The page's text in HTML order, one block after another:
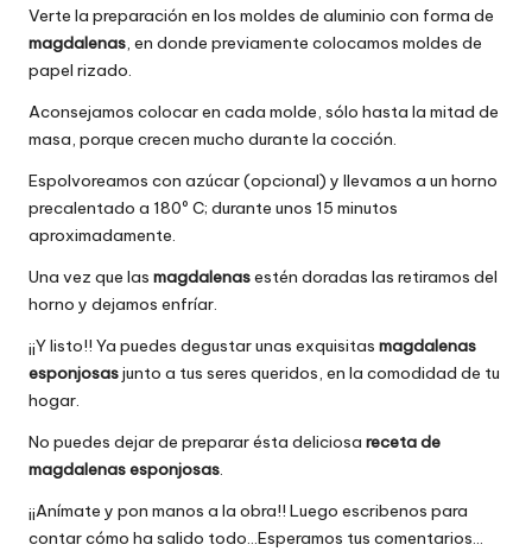
Verte la preparación en los moldes de aluminio con forma de
magdalenas, en donde previamente colocamos moldes de
papel rizado.
Aconsejamos colocar en cada molde, sólo hasta la mitad de
masa, porque crecen mucho durante la cocción.
Espolvoreamos con azúcar (opcional) y llevamos a un horno
precalentado a 180º C; durante unos 15 minutos
aproximadamente.
Una vez que las magdalenasestén doradas las retiramos del
horno y dejamos enfríar.
¡¡Y listo!! Ya puedes degustar unas exquisitas magdalenas
esponjosasjunto a tus seres queridos, en la comodidad de tu
hogar.
No puedes dejar de preparar ésta deliciosa receta de
magdalenas esponjosas.
¡¡Anímate y pon manos a la obra!! Luego escribenos para
contar cómo ha salido todo…Esperamos tus comentarios…